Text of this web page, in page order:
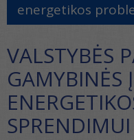
energetikos
VALSTYBĖS
GAMYBINĖS
SPRENDIMUI